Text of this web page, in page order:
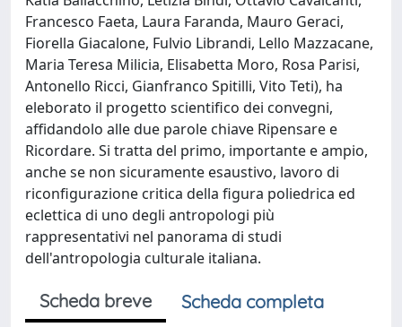
Francesco Faeta, Laura Faranda, Mauro Geraci,
Fiorella Giacalone, Fulvio Librandi, Lello Mazzacane,
Maria Teresa Milicia, Elisabetta Moro, Rosa Parisi,
Antonello Ricci, Gianfranco Spitilli, Vito Teti), ha
eleborato il progetto scientifico dei convegni,
affidandolo alle due parole chiave Ripensare e
Ricordare. Si tratta del primo, importante e ampio,
anche se non sicuramente esaustivo, lavoro di
riconfigurazione critica della figura poliedrica ed
eclettica di uno degli antropologi più
rappresentativi nel panorama di studi
dell'antropologia culturale italiana.
Scheda breve
Scheda completa